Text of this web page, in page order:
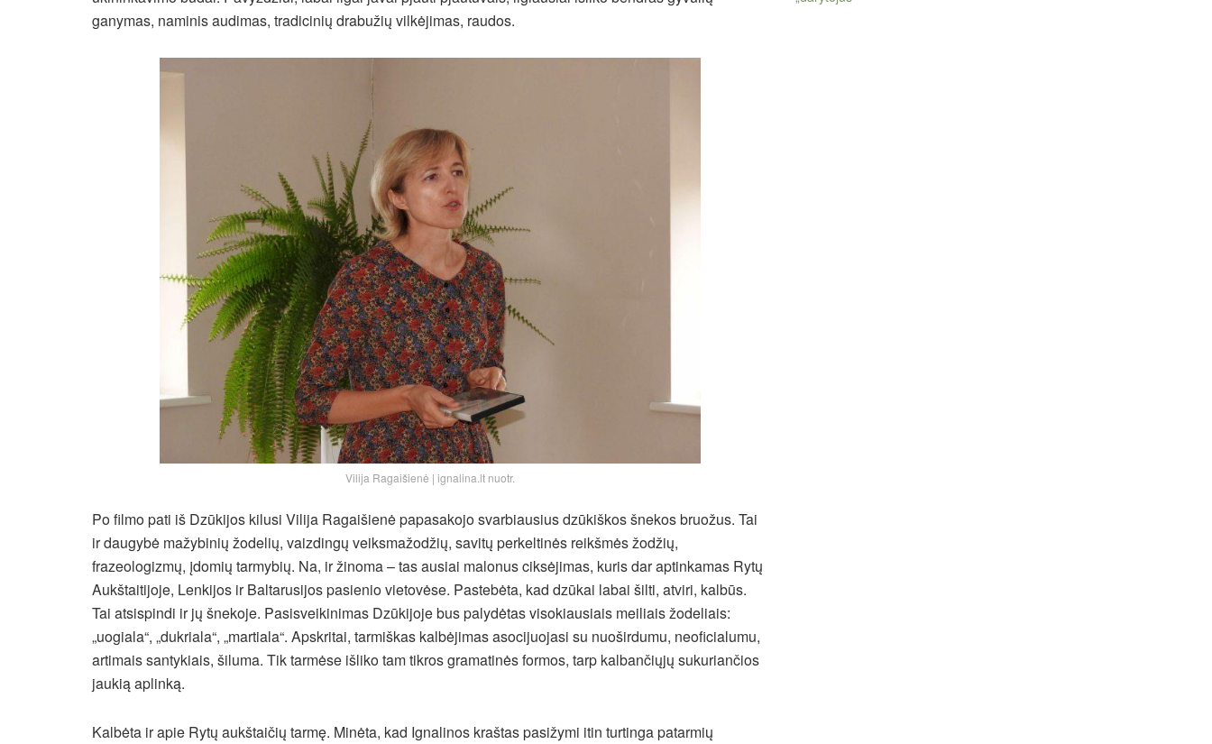
ganymas, naminis audimas, tradicinių drabužių vilkėjimas, raudos.
Vilija Ragaišienė | ignalina.lt nuotr.
Po filmo pati iš Dzūkijos kilusi Vilija Ragaišienė papasakojo svarbiausius dzūkiškos šnekos bruožus. Tai
ir daugybė mažybinių žodelių, vaizdingų veiksmažodžių, savitų perkeltinės reikšmės žodžių,
frazeologizmų, įdomių tarmybių. Na, ir žinoma – tas ausiai malonus ciksėjimas, kuris dar aptinkamas Rytų
Aukštaitijoje, Lenkijos ir Baltarusijos pasienio vietovėse. Pastebėta, kad dzūkai labai šilti, atviri, kalbūs.
Tai atsispindi ir jų šnekoje. Pasisveikinimas Dzūkijoje bus palydėtas visokiausiais meiliais žodeliais:
„uogiala“, „dukriala“, „martiala“. Apskritai, tarmiškas kalbėjimas asocijuojasi su nuoširdumu, neoficialumu,
artimais santykiais, šiluma. Tik tarmėse išliko tam tikros gramatinės formos, tarp kalbančiųjų sukuriančios
jaukią aplinką.
Kalbėta ir apie Rytų aukštaičių tarmę. Minėta, kad Ignalinos kraštas pasižymi itin turtinga patarmių